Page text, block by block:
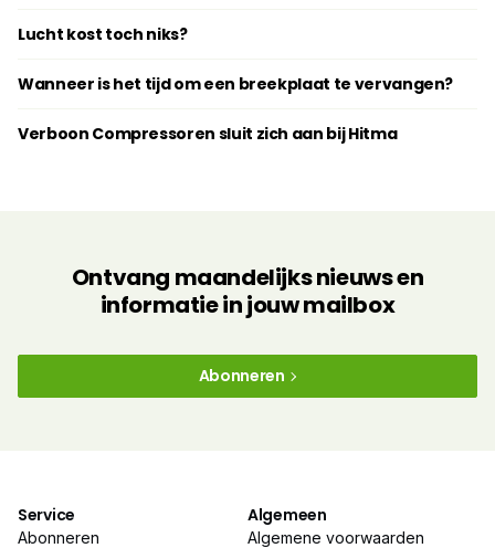
Lucht kost toch niks?
Wanneer is het tijd om een breekplaat te vervangen?
Verboon Compressoren sluit zich aan bij Hitma
Ontvang maandelijks nieuws en
informatie in jouw mailbox
Abonneren
Service
Abonneren
Algemeen
Algemene voorwaarden